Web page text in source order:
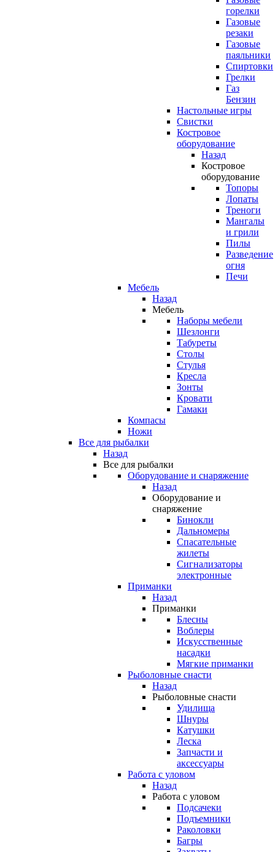
горелки
Газовые
резаки
Газовые
паяльники
Спиртовки
Грелки
Газ
Бензин
Настольные игры
Свистки
Костровое
оборудование
Назад
Костровое
оборудование
Топоры
Лопаты
Треноги
Мангалы
и грили
Пилы
Разведение
огня
Печи
Мебель
Назад
Мебель
Наборы мебели
Шезлонги
Табуреты
Столы
Стулья
Кресла
Зонты
Кровати
Гамаки
Компасы
Ножи
Все для рыбалки
Назад
Все для рыбалки
Оборудование и снаряжение
Назад
Оборудование и
снаряжение
Бинокли
Дальномеры
Спасательные
жилеты
Сигнализаторы
электронные
Приманки
Назад
Приманки
Блесны
Воблеры
Искусственные
насадки
Мягкие приманки
Рыболовные снасти
Назад
Рыболовные снасти
Удилища
Шнуры
Катушки
Леска
Запчасти и
аксессуары
Работа с уловом
Назад
Работа с уловом
Подсачеки
Подъемники
Раколовки
Багры